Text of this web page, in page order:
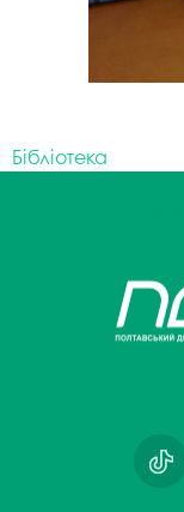
Бібліотека